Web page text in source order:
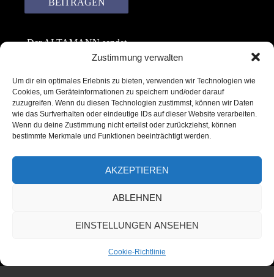
Zustimmung verwalten
Um dir ein optimales Erlebnis zu bieten, verwenden wir Technologien wie
Cookies, um Geräteinformationen zu speichern und/oder darauf
zuzugreifen. Wenn du diesen Technologien zustimmst, können wir Daten
wie das Surfverhalten oder eindeutige IDs auf dieser Website verarbeiten.
Wenn du deine Zustimmung nicht erteilst oder zurückziehst, können
bestimmte Merkmale und Funktionen beeinträchtigt werden.
AKZEPTIEREN
ABLEHNEN
EINSTELLUNGEN ANSEHEN
Cookie-Richtlinie
Der ALTAMANN sendet
keinen Spam! Er gibt
weiter. Erfahre mehr in
unserer
Datenschutzerklärung.
Copyright © 2022 – 2025 | ALTAMANN.com